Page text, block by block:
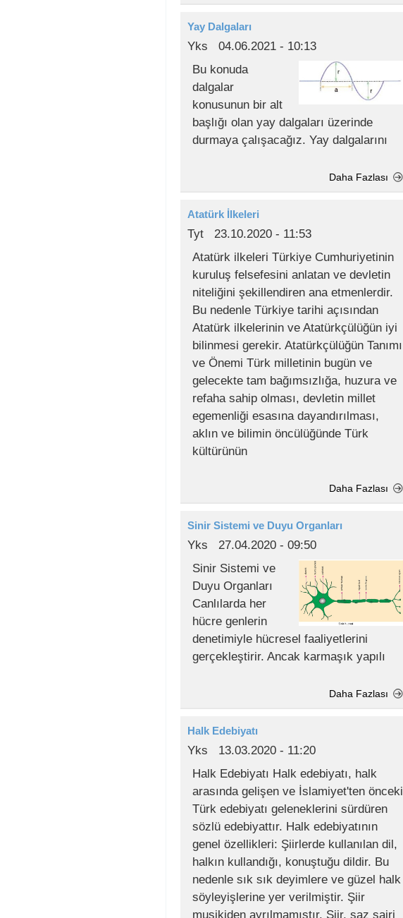
Yay Dalgaları
Yks
04.06.2021 - 10:13
Bu konuda
dalgalar
konusunun bir alt
başlığı olan yay dalgaları üzerinde
durmaya çalışacağız. Yay dalgalarını
Daha Fazlası
Atatürk İlkeleri
Tyt
23.10.2020 - 11:53
Atatürk ilkeleri Türkiye Cumhuriyetinin
kuruluş felsefesini anlatan ve devletin
niteliğini şekillendiren ana etmenlerdir.
Bu nedenle Türkiye tarihi açısından
Atatürk ilkelerinin ve Atatürkçülüğün iyi
bilinmesi gerekir. Atatürkçülüğün Tanımı
ve Önemi Türk milletinin bugün ve
gelecekte tam bağımsızlığa, huzura ve
refaha sahip olması, devletin millet
egemenliği esasına dayandırılması,
aklın ve bilimin öncülüğünde Türk
kültürünün
Daha Fazlası
Sinir Sistemi ve Duyu Organları
Yks
27.04.2020 - 09:50
Sinir Sistemi ve
Duyu Organları
Canlılarda her
hücre genlerin
denetimiyle hücresel faaliyetlerini
gerçekleştirir. Ancak karmaşık yapılı
Daha Fazlası
Halk Edebiyatı
Yks
13.03.2020 - 11:20
Halk Edebiyatı Halk edebiyatı, halk
arasında gelişen ve İslamiyet'ten önceki
Türk edebiyatı geleneklerini sürdüren
sözlü edebiyattır. Halk edebiyatının
genel özellikleri: Şiirlerde kullanılan dil,
halkın kullandığı, konuştuğu dildir. Bu
nedenle sık sık deyimlere ve güzel halk
söyleyişlerine yer verilmiştir. Şiir
musikiden ayrılmamıştır. Şiir, saz şairi